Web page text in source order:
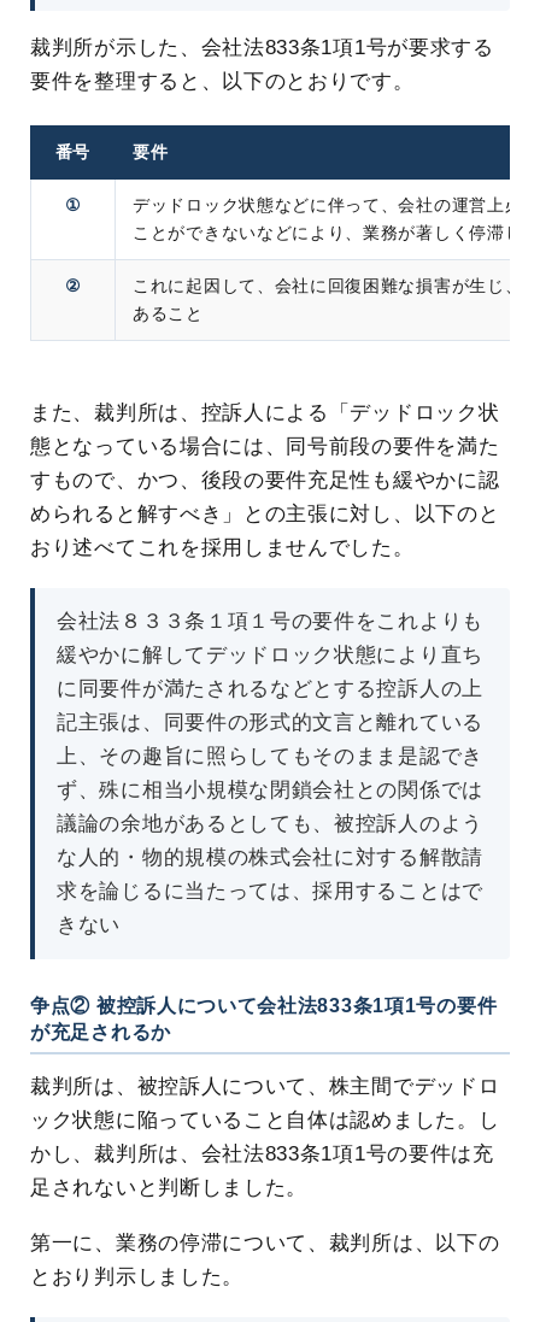
裁判所が示した、会社法833条1項1号が要求する
要件を整理すると、以下のとおりです。
番号 要件
①
デッドロック状態などに伴って、会社の運営上必
ことができないなどにより、業務が著しく停滞し
②
これに起因して、会社に回復困難な損害が生じ、
あること
また、裁判所は、控訴人による「デッドロック状
態となっている場合には、同号前段の要件を満た
すもので、かつ、後段の要件充足性も緩やかに認
められると解すべき」との主張に対し、以下のと
おり述べてこれを採用しませんでした。
会社法８３３条１項１号の要件をこれよりも
緩やかに解してデッドロック状態により直ち
に同要件が満たされるなどとする控訴人の上
記主張は、同要件の形式的文言と離れている
上、その趣旨に照らしてもそのまま是認でき
ず、殊に相当小規模な閉鎖会社との関係では
議論の余地があるとしても、被控訴人のよう
な人的・物的規模の株式会社に対する解散請
求を論じるに当たっては、採用することはで
きない
争点② 被控訴人について会社法833条1項1号の要件
が充足されるか
裁判所は、被控訴人について、株主間でデッドロ
ック状態に陥っていること自体は認めました。し
かし、裁判所は、会社法833条1項1号の要件は充
足されないと判断しました。
第一に、業務の停滞について、裁判所は、以下の
とおり判示しました。